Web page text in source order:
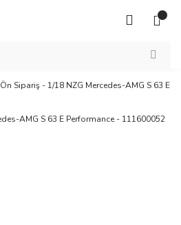
Ön Sipariş - 1/18 NZG Mercedes-AMG S 63 E